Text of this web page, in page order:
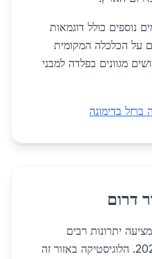
נוספים כולל דוגמאות
על הכלכלה המקומית
שימושים מגוונים בפלדה למבני
ברזל בדימונה
דרום
יתרונות רבים
לספקים באזור דרום בשנת 2026. הלוגיסטיקה באזור זה